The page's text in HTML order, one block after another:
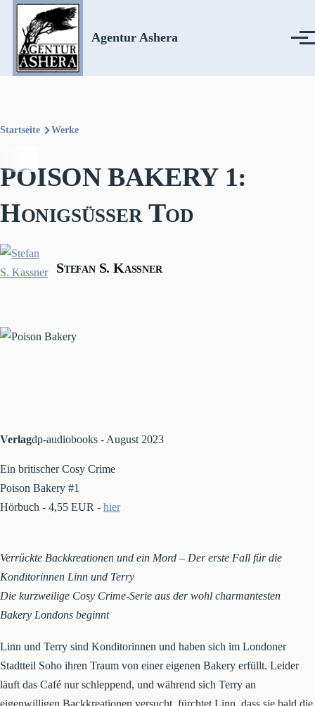
Direkt zum Inhalt
Agentur Ashera Menü
Startseite Werke
POISON BAKERY 1:
Honigsüßer Tod
Stefan S. Kassner
Verlagdp-audiobooks - August 2023
Ein britischer Cosy Crime
Poison Bakery #1
Hörbuch - 4,55 EUR - hier
Verrückte Backkreationen und ein Mord – Der erste Fall für die
Konditorinnen Linn und Terry
Die kurzweilige Cosy Crime-Serie aus der wohl charmantesten
Bakery Londons beginnt
Linn und Terry sind Konditorinnen und haben sich im Londoner
Stadtteil Soho ihren Traum von einer eigenen Bakery erfüllt. Leider
läuft das Café nur schleppend, und während sich Terry an